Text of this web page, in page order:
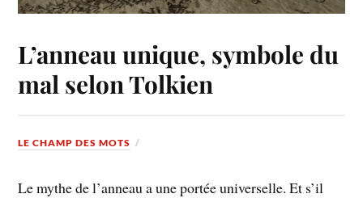
L’anneau unique, symbole du
mal selon Tolkien
LE CHAMP DES MOTS
Le mythe de l’anneau a une portée universelle. Et s’il